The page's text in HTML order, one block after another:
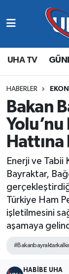
UHA TV
HABERLER
Bakan
Enerji ve Tabii
Bayraktar,
Türkiye Ham
işletilmesini
aşamaya
HABİBE UHA
Abone Ol
Gündem
Ekonomi
Magazin
Siyaset
Spor
Yaşam
Nöbetçi
Hava
Namaz
Trafik
Süper Lig
Tüm
Son
Haber